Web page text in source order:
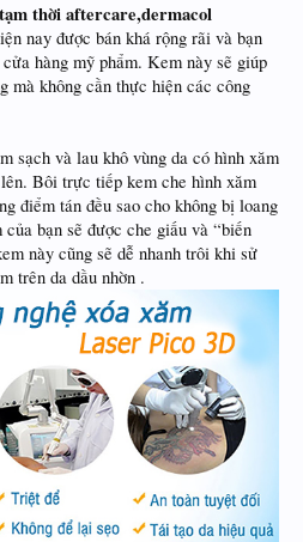
thời aftercare,dermacol
nay được bán khá rộng rãi và bạn
hàng mỹ phẩm. Kem này sẽ giúp
mà không cần thực hiện các công
sạch và lau khô vùng da có hình xăm
Bôi trực tiếp kem che hình xăm
điểm tán đều sao cho không bị loang
bạn sẽ được che giấu và “biến
này cũng sẽ dễ nhanh trôi khi sử
trên da dầu nhờn .